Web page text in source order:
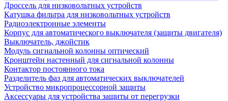
Дроссель для низковольтных устройств
Катушка фильтра для низковольтных устройств
Радиоэлектронные элементы
Корпус для автоматического выключателя (защиты двигателя)
Выключатель, джойстик
Модуль сигнальной колонны оптический
Кронштейн настенный для сигнальной колонны
Контактор постоянного тока
Разделитель фаз для автоматических выключателей
Устройство микропроцессорной защиты
Аксессуары для устройства защиты от перегрузки